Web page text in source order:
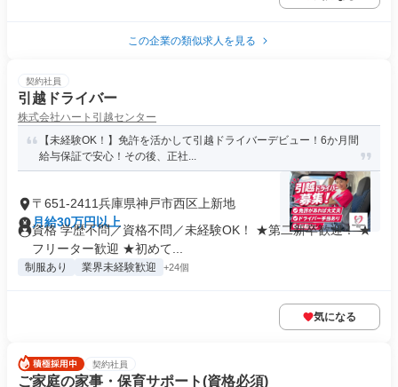
この企業の類似求人を見る
契約社員
引越ドライバー
株式会社ハート引越センター
【未経験OK！】免許を活かして引越ドライバーデビュー！6か月間
給与保証で安心！その後、正社...
〒651-2411兵庫県神戸市西区上新地
月給30万円以上
資格 学歴不問／資格不問／未経験OK！ ★第二新卒歓迎！ ★
フリーター歓迎 ★初めて...
制服あり 業界未経験歓迎 +24個
気になる
契約社員
ご家庭の家事・保育サポート(資格必須)